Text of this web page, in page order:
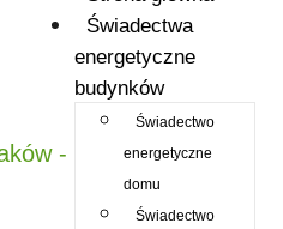
Świadectwa
energetyczne
budynków
Świadectwo
energetyczne
domu
Świadectwo